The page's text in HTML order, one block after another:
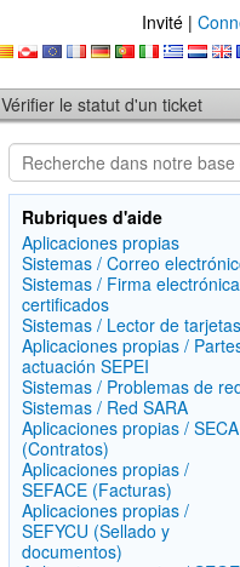
Invité |
Vérifier le statut d'un ticket
Rubriques d'aide
Aplicaciones propias
Sistemas / Correo
Sistemas / Firma
certificados
Sistemas / Lector de tarjetas
Aplicaciones propias /
actuación SEPEI
Sistemas / Problemas de
Sistemas / Red SARA
Aplicaciones propias / SECA
(Contratos)
Aplicaciones propias /
SEFACE (Facturas)
Aplicaciones propias /
SEFYCU (Sellado y
documentos)